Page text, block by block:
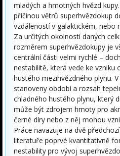
mladých a hmotných hvězd
příčinou větrů superhvězdokup
vzdáleností v galaktickém, nebo
Za určitých okolností daných
rozměrem superhvězdokupy je
centrální části velmi rychlé –
nestabilitě, která vede ke vzniku
hustého mezihvězdného plynu.
stanoveny období a rozsah
chladného hustého plynu, který
může být zdrojem hmoty pro
černé díry nebo z něj mohou
Práce navazuje na dvě
literatuře poprvé kvantitativně
nestability pro vývoj